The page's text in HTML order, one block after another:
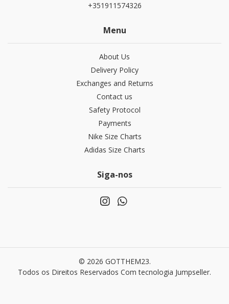
+351911574326
Menu
About Us
Delivery Policy
Exchanges and Returns
Contact us
Safety Protocol
Payments
Nike Size Charts
Adidas Size Charts
Siga-nos
© 2026 GOTTHEM23.
Todos os Direitos Reservados Com tecnologia Jumpseller.